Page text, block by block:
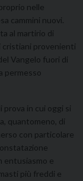
nelle
cammini nuovi.
al martirio di
cristiani provenienti
Vangelo fuori di
permesso
in cui oggi si
quantomeno, di
con particolare
entusiasmo e
più freddi e